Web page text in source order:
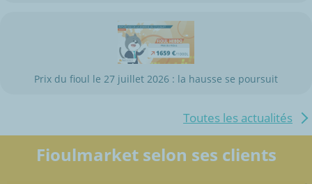
Prix du fioul le 27 juillet 2026 : la hausse se poursuit
Toutes les actualités
Fioulmarket selon ses clients